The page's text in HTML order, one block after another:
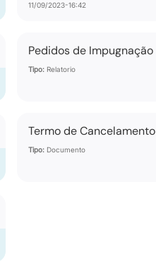
11/09/2023-16:42
Pedidos de Impugnação
Tipo:Relatorio
Termo de Cancelamento
Tipo:Documento